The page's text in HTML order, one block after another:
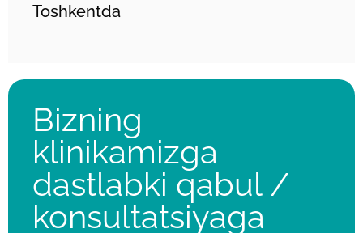
Toshkentda
Bizning
klinikamizga
dastlabki qabul /
konsultatsiyaga